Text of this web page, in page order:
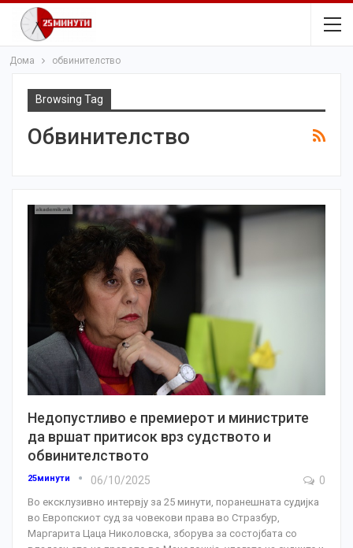
Дома обвинителство
Browsing Tag
Обвинителство
Недопустливо е премиерот и министрите
да вршат притисок врз судството и
обвинителството
25минути 06/10/2025 0
Во ексклузивно интервју за 25 минути, поранешната судијка
во Европскиот суд за човекови права во Стразбур,
Маргарита Цаца Николовска, зборува за состојбата со